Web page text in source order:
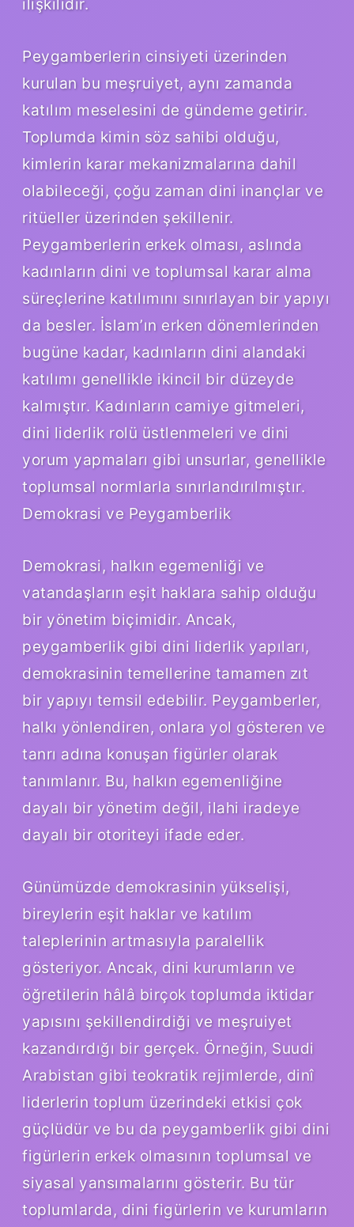
Peygamberlerin cinsiyeti üzerinden
kurulan bu meşruiyet, aynı zamanda
katılım meselesini de gündeme getirir.
Toplumda kimin söz sahibi olduğu,
kimlerin karar mekanizmalarına dahil
olabileceği, çoğu zaman dini inançlar ve
ritüeller üzerinden şekillenir.
Peygamberlerin erkek olması, aslında
kadınların dini ve toplumsal karar alma
süreçlerine katılımını sınırlayan bir yapıyı
da besler. İslam’ın erken dönemlerinden
bugüne kadar, kadınların dini alandaki
katılımı genellikle ikincil bir düzeyde
kalmıştır. Kadınların camiye gitmeleri,
dini liderlik rolü üstlenmeleri ve dini
yorum yapmaları gibi unsurlar, genellikle
toplumsal normlarla sınırlandırılmıştır.
Demokrasi ve Peygamberlik
Demokrasi, halkın egemenliği ve
vatandaşların eşit haklara sahip olduğu
bir yönetim biçimidir. Ancak,
peygamberlik gibi dini liderlik yapıları,
demokrasinin temellerine tamamen zıt
bir yapıyı temsil edebilir. Peygamberler,
halkı yönlendiren, onlara yol gösteren ve
tanrı adına konuşan figürler olarak
tanımlanır. Bu, halkın egemenliğine
dayalı bir yönetim değil, ilahi iradeye
dayalı bir otoriteyi ifade eder.
Günümüzde demokrasinin yükselişi,
bireylerin eşit haklar ve katılım
taleplerinin artmasıyla paralellik
gösteriyor. Ancak, dini kurumların ve
öğretilerin hâlâ birçok toplumda iktidar
yapısını şekillendirdiği ve meşruiyet
kazandırdığı bir gerçek. Örneğin, Suudi
Arabistan gibi teokratik rejimlerde, dinî
liderlerin toplum üzerindeki etkisi çok
güçlüdür ve bu da peygamberlik gibi dini
figürlerin erkek olmasının toplumsal ve
siyasal yansımalarını gösterir. Bu tür
toplumlarda, dini figürlerin ve kurumların